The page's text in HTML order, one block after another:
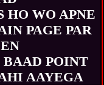
HO WO APNE
PAGE PAR
BAAD POINT
AAYEGA